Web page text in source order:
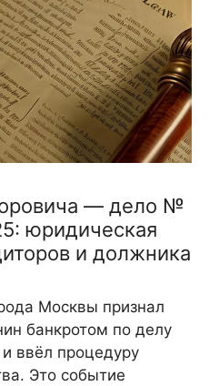
— дело №
юридическая
и должника
Москвы признал
банкротом по делу
ввёл процедуру
Это событие